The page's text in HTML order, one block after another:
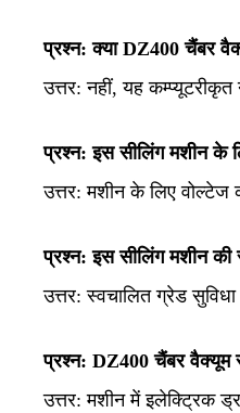
प्रश्न: क्या DZ400 चैंबर
उत्तर:नहीं, यह
प्रश्न: इस सीलिंग मशीन के
उत्तर: मशीन के लिए
प्रश्न: इस सीलिंग मशीन की
उत्तर: स्वचालित ग्रेड
प्रश्न: DZ400 चैंबर वैक्यूम
उत्तर:मशीन में इलेक्ट्रिक